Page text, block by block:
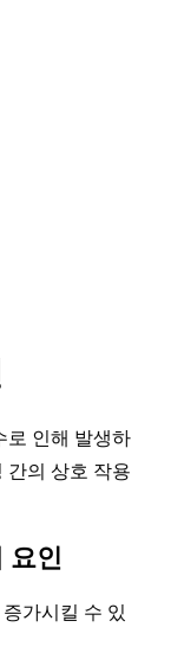
로 인해 발생하
간의 상호 작용
요인
가시킬 수 있